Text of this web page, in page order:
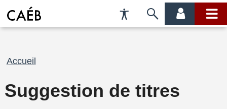
Préférences
d'accessibilité
Passer
menu
menu
Fil
Accueil
Suggestion de titres